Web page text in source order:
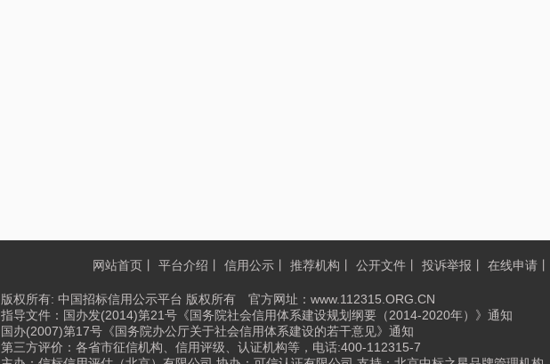
网站首页 平台介绍 信用公示 推荐机构 公开文件 投诉举报 在线申请
版权所有: 中国招标信用公示平台 版权所有 官方网址：www.112315.ORG.CN
指导文件：国办发(2014)第21号《国务院社会信用体系建设规划纲要（2014-2020年）》通知
国办(2007)第17号《国务院办公厅关于社会信用体系建设的若干意见》通知
第三方评价：各省市征信机构、信用评级、认证机构等，电话:400-112315-7